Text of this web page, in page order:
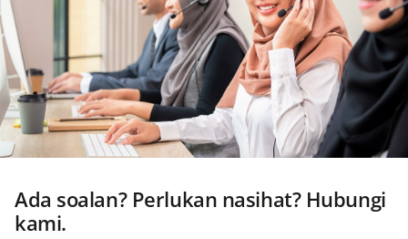
Ada soalan? Perlukan nasihat? Hubungi
kami.